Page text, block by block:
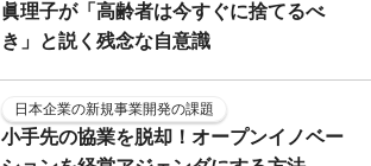
眞理子が「高齢者は今すぐに捨てるべ
き」と説く残念な自意識
日本企業の新規事業開発の課題
小手先の協業を脱却！オープンイノベー